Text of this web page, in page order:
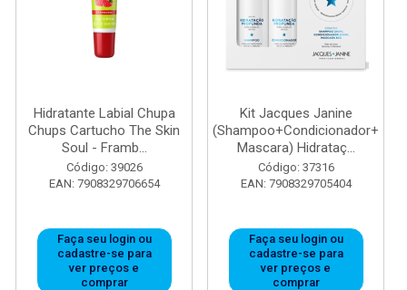
Hidratante Labial Chupa
Chups Cartucho The Skin
Soul - Framb...
Código: 39026
EAN: 7908329706654
Faça seu login ou
cadastre-se para
ver preços e
comprar
Kit Jacques Janine
(Shampoo+Condicionador+
Mascara) Hidrataç...
Código: 37316
EAN: 7908329705404
Faça seu login ou
cadastre-se para
ver preços e
comprar